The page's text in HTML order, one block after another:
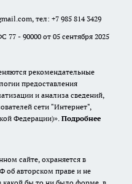
тел: +7 985 814 3429
- 90000 от 05 сентября 2025
рекомендательные
предоставления
и анализа сведений,
сети "Интернет",
Федерации)». Подробнее
сайте, охраняется в
об авторском праве и не